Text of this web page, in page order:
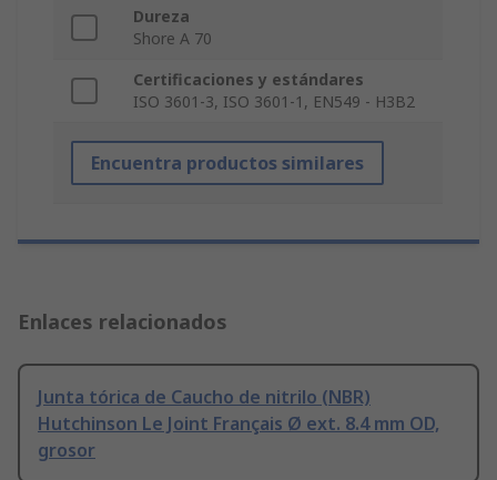
Dureza
Shore A 70
Certificaciones y estándares
ISO 3601-3, ISO 3601-1, EN549 - H3B2
Encuentra productos similares
Enlaces relacionados
Junta tórica de Caucho de nitrilo (NBR)
Hutchinson Le Joint Français Ø ext. 8.4 mm OD,
grosor